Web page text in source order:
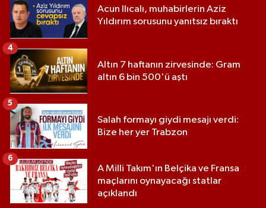
Acun Ilıcalı, muhabirlerin Aziz
Yıldırım sorusunu yanıtsız bıraktı
Altın 7 haftanın zirvesinde: Gram
altın 6 bin 500'ü aştı
4
Salah formayı giydi mesajı verdi:
Bize her yer Trabzon
5
A Milli Takım'ın Belçika ve Fransa
maçlarını oynayacağı statlar
açıklandı
6